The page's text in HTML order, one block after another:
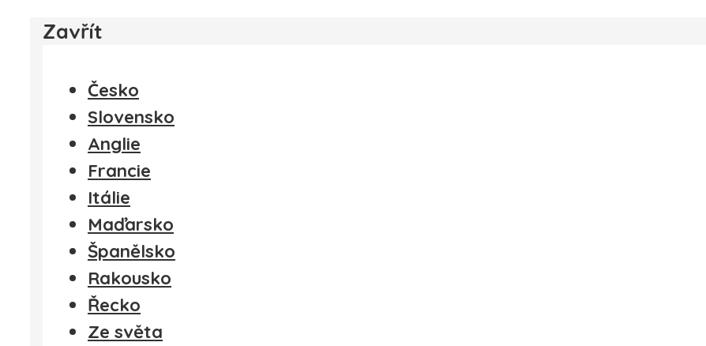
Zavřít
Česko
Slovensko
Anglie
Francie
Itálie
Maďarsko
Španělsko
Rakousko
Řecko
Ze světa